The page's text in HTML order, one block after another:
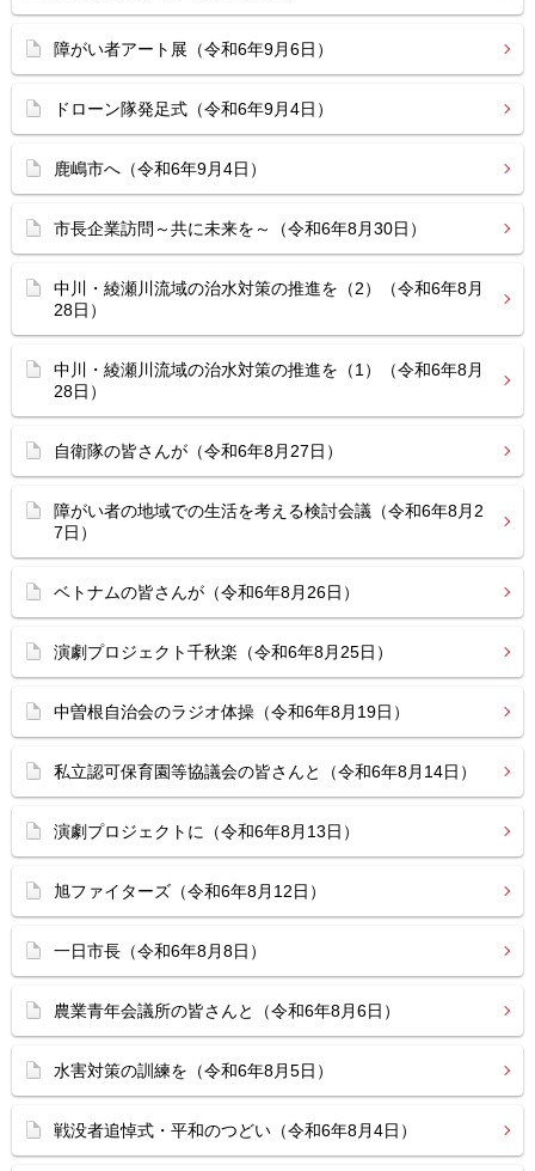
障がい者アート展（令和6年9月6日）
ドローン隊発足式（令和6年9月4日）
鹿嶋市へ（令和6年9月4日）
市長企業訪問～共に未来を～（令和6年8月30日）
中川・綾瀬川流域の治水対策の推進を（2）（令和6年8月
28日）
中川・綾瀬川流域の治水対策の推進を（1）（令和6年8月
28日）
自衛隊の皆さんが（令和6年8月27日）
障がい者の地域での生活を考える検討会議（令和6年8月2
7日）
ベトナムの皆さんが（令和6年8月26日）
演劇プロジェクト千秋楽（令和6年8月25日）
中曽根自治会のラジオ体操（令和6年8月19日）
私立認可保育園等協議会の皆さんと（令和6年8月14日）
演劇プロジェクトに（令和6年8月13日）
旭ファイターズ（令和6年8月12日）
一日市長（令和6年8月8日）
農業青年会議所の皆さんと（令和6年8月6日）
水害対策の訓練を（令和6年8月5日）
戦没者追悼式・平和のつどい（令和6年8月4日）